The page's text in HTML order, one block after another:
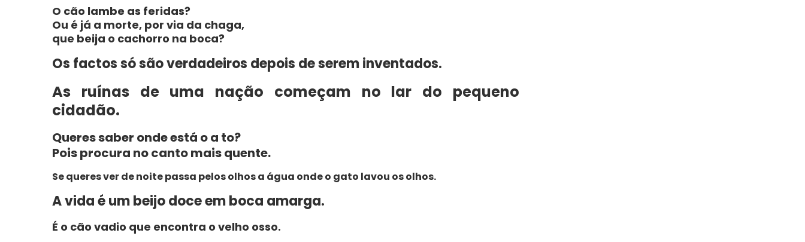
O cão lambe as feridas?
Ou é já a morte, por via da chaga,
que beija o cachorro na boca?
Os factos só são verdadeiros depois de serem inventados.
As ruínas de uma nação começam no lar do pequeno
cidadão.
Queres saber onde está o a to?
Pois procura no canto mais quente.
Se queres ver de noite passa pelos olhos a água onde o gato lavou os olhos.
A vida é um beijo doce em boca amarga.
É o cão vadio que encontra o velho osso.